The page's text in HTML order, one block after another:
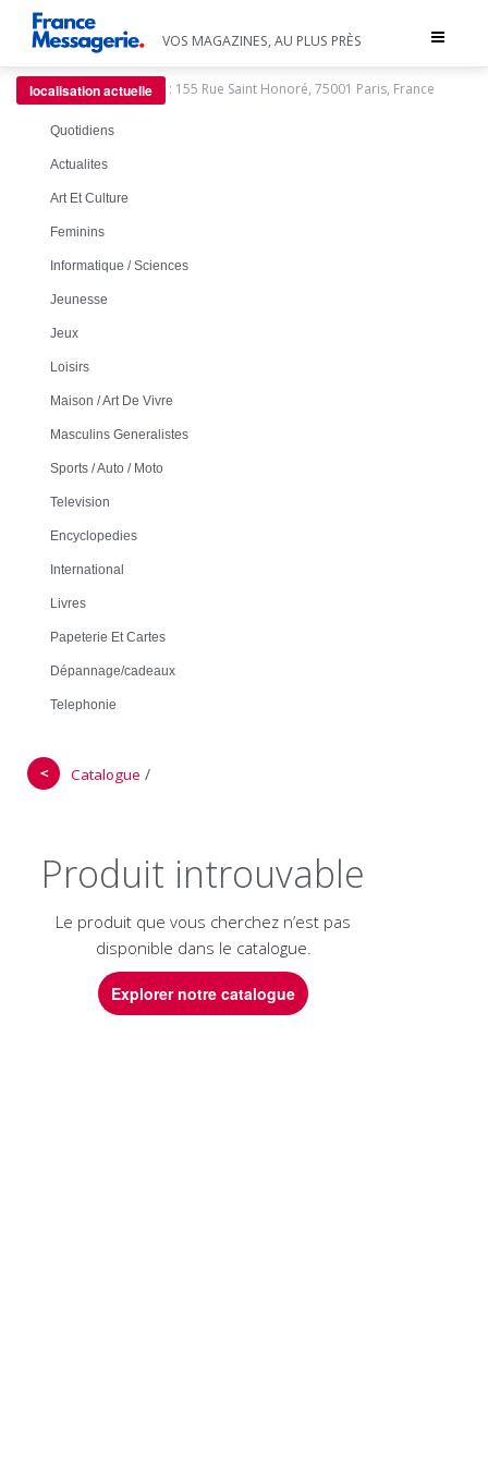
Toggle
VOS MAGAZINES, AU PLUS PRÈS
localisation actuelle : 155 Rue Saint Honoré, 75001 Paris, France
Quotidiens
Actualites
Art Et Culture
Feminins
Informatique / Sciences
Jeunesse
Jeux
Loisirs
Maison / Art De Vivre
Masculins Generalistes
Sports / Auto / Moto
Television
Encyclopedies
International
Livres
Papeterie Et Cartes
Dépannage/cadeaux
Telephonie
＜ Catalogue /
Produit introuvable
Le produit que vous cherchez n’est pas
disponible dans le catalogue.
Explorer notre catalogue